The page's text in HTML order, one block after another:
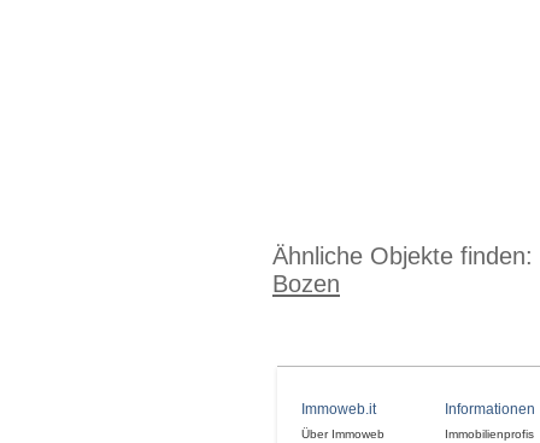
Ähnliche Objekte finden:
Bozen
Immoweb.it
Über Immoweb
Informationen
Immobilienprofis